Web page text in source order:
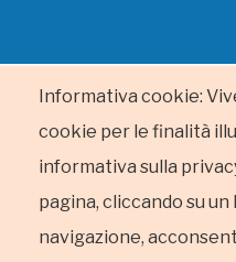
Informativa cookie:
cookie per le finalità
informativa sulla
pagina, cliccando su
navigazione,